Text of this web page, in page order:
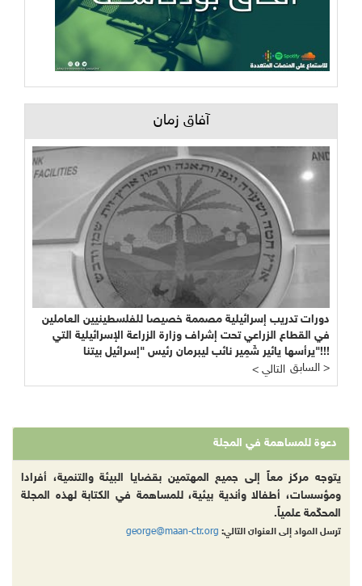
آفاق زمان
دورات تدريب إسرائيلية مصممة خصيصا للفلسطينيين العاملين
في القطاع الزراعي تحت إشراف وزارة الزراعة الإسرائيلية التي
يرأسها يائير شَمِير نائب ليبرمان رئيس "إسرائيل بيتنا"!!!
< التالي
السابق >
دعوة للمساهمة في المجلة
يتوجه مركز معاً إلى جميع المهتمين بقضايا البيئة والتنمية، أفرادا
ومؤسسات، أطفالا وأندية بيئية، للمساهمة في الكتابة لهذه المجلة
المحكّمة علمياً.
ترسل المواد إلى العنوان التالي: george@maan-ctr.org